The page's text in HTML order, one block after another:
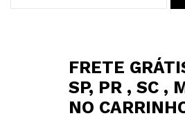
FRETE
SP, PR , SC ,
NO